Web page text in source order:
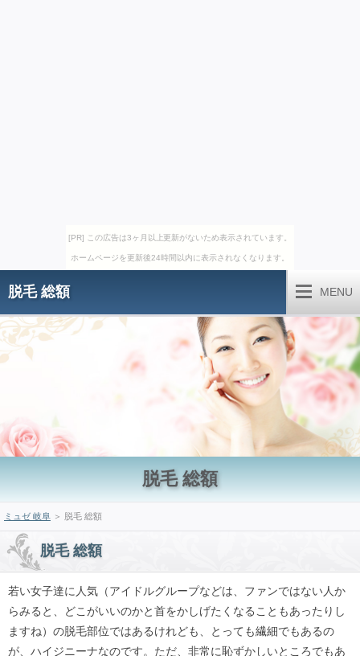
[PR] この広告は3ヶ月以上更新がないため表示されています。
ホームページを更新後24時間以内に表示されなくなります。
脱毛 総額 MENU
脱毛 総額
ミュゼ 岐阜＞ 脱毛 総額
脱毛 総額
若い女子達に人気（アイドルグループなどは、ファンではない人か
らみると、どこがいいのかと首をかしげたくなることもあったりし
ますね）の脱毛部位ではあるけれども、とっても繊細でもあるの
が、ハイジニーナなのです。ただ、非常に恥ずかしいところでもあ